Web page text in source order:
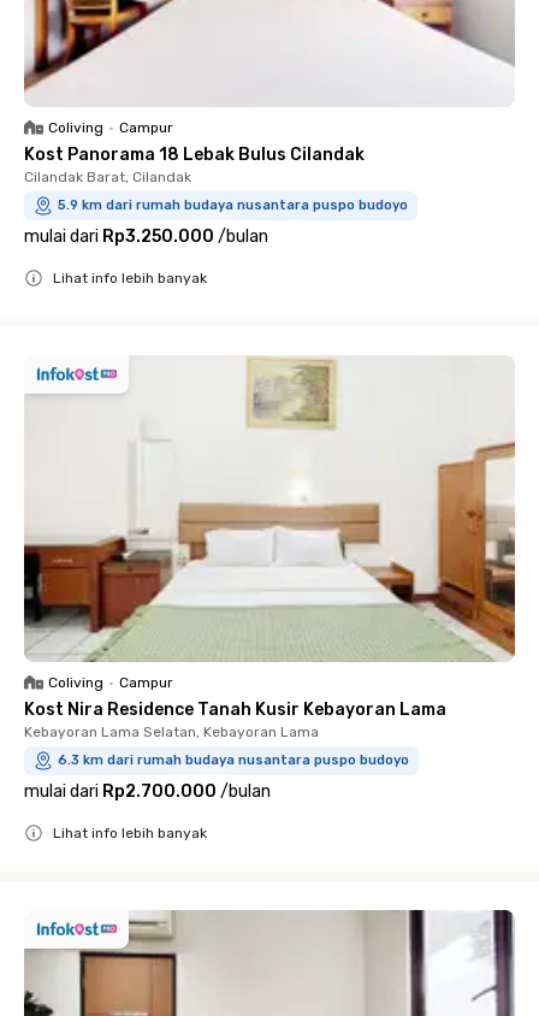
Coliving • Campur
Kost Panorama 18 Lebak Bulus Cilandak
Cilandak Barat, Cilandak
5.9 km dari rumah budaya nusantara puspo budoyo
mulai dari Rp3.250.000 /bulan
Lihat info lebih banyak
Coliving • Campur
Kost Nira Residence Tanah Kusir Kebayoran Lama
Kebayoran Lama Selatan, Kebayoran Lama
6.3 km dari rumah budaya nusantara puspo budoyo
mulai dari Rp2.700.000 /bulan
Lihat info lebih banyak